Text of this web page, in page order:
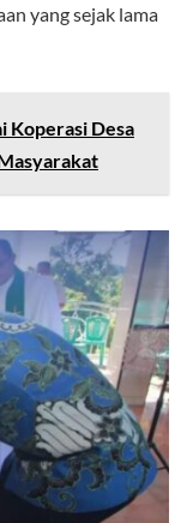
yang sejak lama
Koperasi Desa